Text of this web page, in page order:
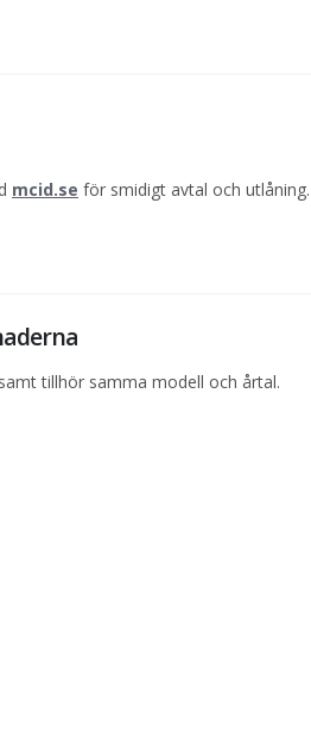
mcid.se för smidigt avtal och utlåning.
tillhör samma modell och årtal.